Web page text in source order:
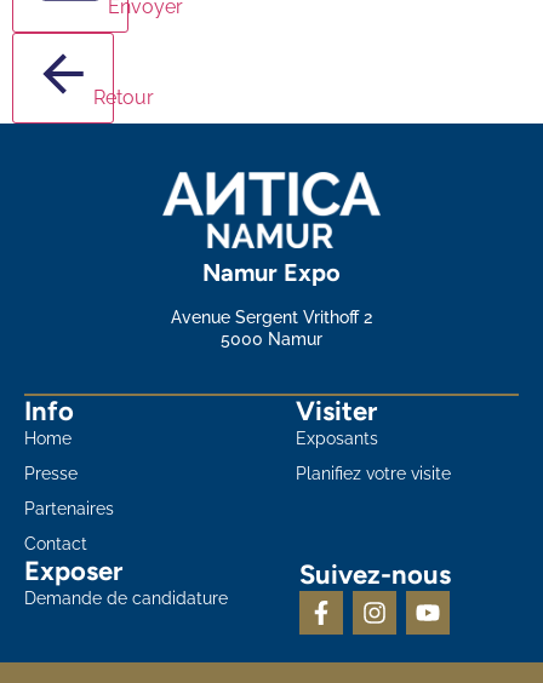
Envoyer
Retour
Namur Expo
Avenue Sergent Vrithoff 2
5000 Namur
Info
Home
Presse
Partenaires
Contact
Visiter
Exposants
Planifiez votre visite
Exposer
Demande de candidature
Suivez-nous